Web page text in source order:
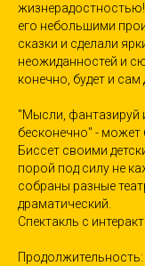
его небольшими
сказки и сделали
неожиданностей и
конечно, будет и
"Мысли, фантазируй
бесконечно" - может
Биссет своими
порой под силу не
собраны разные
драматический.
Спектакль с